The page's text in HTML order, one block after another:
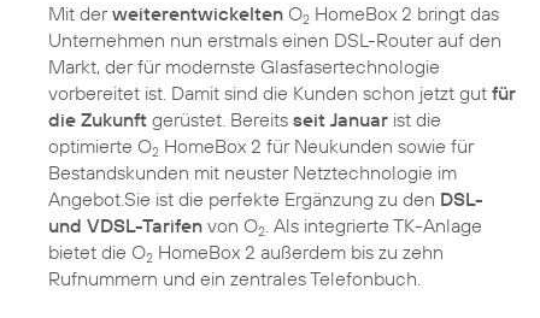
Mit derweiterentwickelten O2 HomeBox 2 bringt das
Unternehmen nun erstmals einen DSL-Router auf den
Markt, der für modernste Glasfasertechnologie
vorbereitet ist. Damit sind die Kunden schon jetzt gut für
die Zukunft gerüstet. Bereits seit Januar ist die
optimierte O2 HomeBox 2 für Neukunden sowie für
Bestandskunden mit neuster Netztechnologie im
Angebot.Sie ist die perfekte Ergänzung zu den DSL-
und VDSL-Tarifen von O2. Als integrierte TK-Anlage
bietet die O2 HomeBox 2 außerdem bis zu zehn
Rufnummern und ein zentrales Telefonbuch.